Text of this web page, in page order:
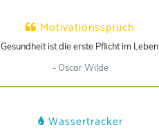
Motivationsspruch
Gesundheit ist die erste Pflicht im Leben.
- Oscar Wilde
Wassertracker